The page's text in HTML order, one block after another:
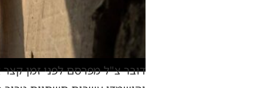
דובר צ"ל מפרסם לפני זמן